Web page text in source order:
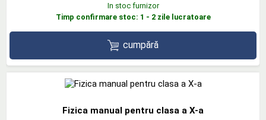
In stoc furnizor
Timp confirmare stoc: 1 - 2 zile lucratoare
cumpără
Fizica manual pentru clasa a X-a